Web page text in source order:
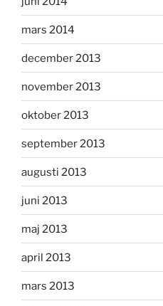
mars 2014
december 2013
november 2013
oktober 2013
september 2013
augusti 2013
juni 2013
maj 2013
april 2013
mars 2013